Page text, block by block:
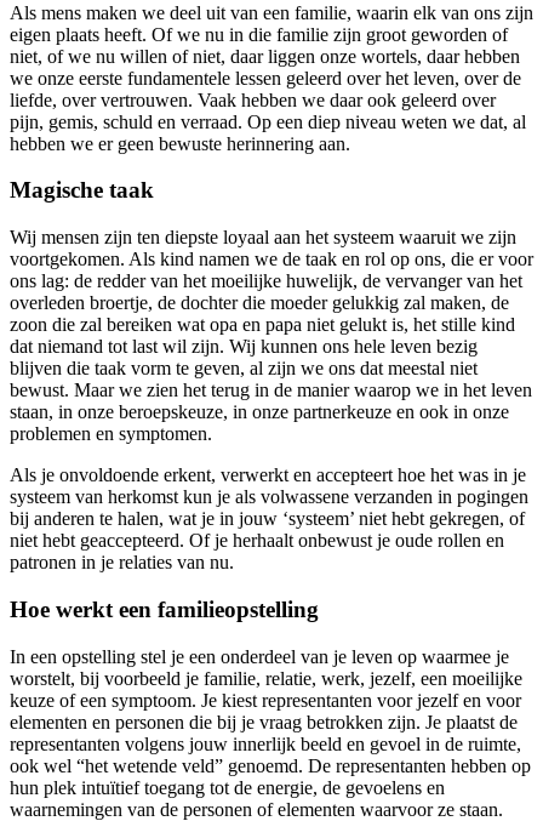
Als mens maken we deel uit van een familie, waarin elk van ons zijn
eigen plaats heeft. Of we nu in die familie zijn groot geworden of
niet, of we nu willen of niet, daar liggen onze wortels, daar hebben
we onze eerste fundamentele lessen geleerd over het leven, over de
liefde, over vertrouwen. Vaak hebben we daar ook geleerd over
pijn, gemis, schuld en verraad. Op een diep niveau weten we dat, al
hebben we er geen bewuste herinnering aan.
Magische taak
Wij mensen zijn ten diepste loyaal aan het systeem waaruit we zijn
voortgekomen. Als kind namen we de taak en rol op ons, die er voor
ons lag: de redder van het moeilijke huwelijk, de vervanger van het
overleden broertje, de dochter die moeder gelukkig zal maken, de
zoon die zal bereiken wat opa en papa niet gelukt is, het stille kind
dat niemand tot last wil zijn. Wij kunnen ons hele leven bezig
blijven die taak vorm te geven, al zijn we ons dat meestal niet
bewust. Maar we zien het terug in de manier waarop we in het leven
staan, in onze beroepskeuze, in onze partnerkeuze en ook in onze
problemen en symptomen.
Als je onvoldoende erkent, verwerkt en accepteert hoe het was in je
systeem van herkomst kun je als volwassene verzanden in pogingen
bij anderen te halen, wat je in jouw ‘systeem’ niet hebt gekregen, of
niet hebt geaccepteerd. Of je herhaalt onbewust je oude rollen en
patronen in je relaties van nu.
Hoe werkt een familieopstelling
In een opstelling stel je een onderdeel van je leven op waarmee je
worstelt, bij voorbeeld je familie, relatie, werk, jezelf, een moeilijke
keuze of een symptoom. Je kiest representanten voor jezelf en voor
elementen en personen die bij je vraag betrokken zijn. Je plaatst de
representanten volgens jouw innerlijk beeld en gevoel in de ruimte,
ook wel “het wetende veld” genoemd. De representanten hebben op
hun plek intuïtief toegang tot de energie, de gevoelens en
waarnemingen van de personen of elementen waarvoor ze staan.